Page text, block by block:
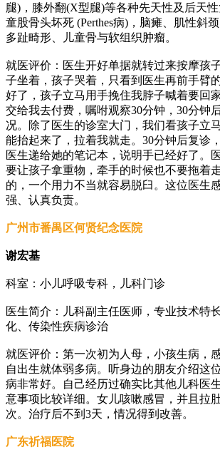
腿)，膝外翻(X型腿)等各种先天性及后天
童股骨头坏死 (Perthes病)，脑瘫、肌性斜
多趾畸形、儿童骨与软组织肿瘤。
就医评价：医生开好单据就转过来按摩孩
子坐着，孩子哭着，只看到医生再前手臂
好了，孩子立马用手挽住我脖子喊着要回
交给我去付费，嘱咐观察30分钟，30分钟
况。除了医生的诊室大门，我们看孩子立
能抬起来了，拉着我就走。30分钟后复诊
医生递给她的笔记本，说明手已经好了。
要让孩子拿重物，牵手的时候也不要拖着
的，一个用力不当就容易脱臼。这位医生
强、认真负责。
广州市番禺区何贤纪念医院
谢宏基
科室：小儿呼吸专科，儿科门诊
医生简介：儿科副主任医师，专业技术特
化、传染性疾病诊治
就医评价：第一次初为人母，小孩生病，
自出生就体弱多病。听身边的朋友介绍这
病非常好。自己经历过确实比其他儿科医
意事项比较详细。女儿咳嗽感冒，并且拉
次。治疗后不到3天，情况得到改善。
广东祈福医院